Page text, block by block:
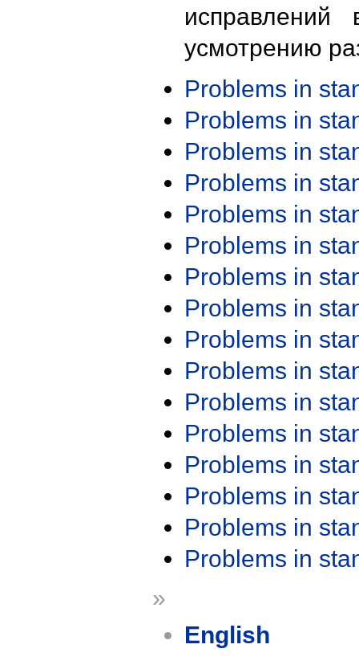
исправлений
усмотрению
Problems in
Problems in
Problems in
Problems in
Problems in
Problems in
Problems in
Problems in
Problems in
Problems in
Problems in
Problems in
Problems in
Problems in
Problems in
Problems in
»
English